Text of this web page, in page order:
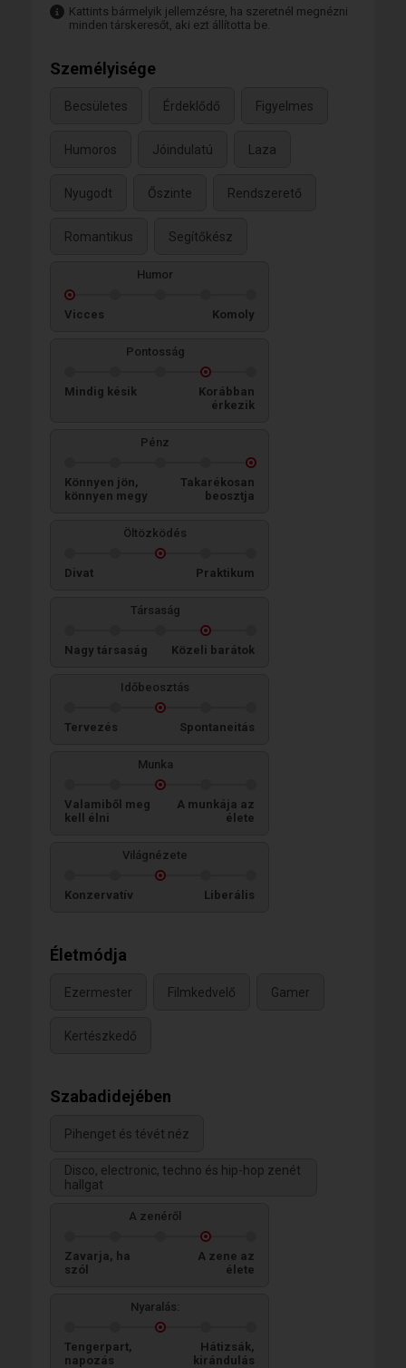
Kattints bármelyik jellemzésre, ha szeretnél megnézni
minden társkeresőt, aki ezt állította be.
Személyisége
Becsületes Érdeklődő Figyelmes
Humoros Jóindulatú Laza
Nyugodt Őszinte Rendszerető
Romantikus Segítőkész
Humor
Vicces Komoly
Pontosság
Mindig késik
Korábban
érkezik
Pénz
Könnyen jön,
könnyen megy
Takarékosan
beosztja
Öltözködés
Divat Praktikum
Társaság
Nagy társaság Közeli barátok
Időbeosztás
Tervezés Spontaneitás
Munka
Valamiből meg
kell élni
A munkája az
élete
Világnézete
Konzervatív Liberális
Életmódja
Ezermester Filmkedvelő Gamer
Kertészkedő
Szabadidejében
Pihenget és tévét néz
Disco, electronic, techno és hip-hop zenét
hallgat
A zenéről
Zavarja, ha
szól
A zene az
élete
Nyaralás:
Tengerpart,
napozás
Hátizsák,
kirándulás